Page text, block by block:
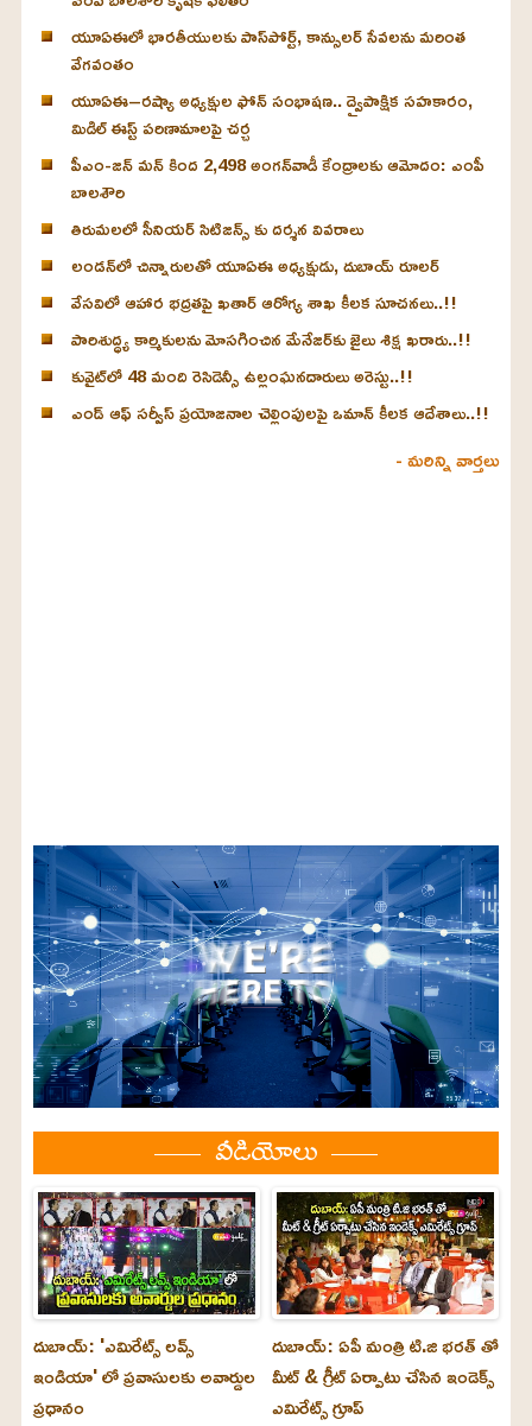
యూఏఈలో భారతీయులకు పాస్‌పోర్ట్, కాన్సులర్ సేవలను మరింత
వేగవంతం
యూఏఈ–రష్యా అధ్యక్షుల ఫోన్ సంభాషణ.. ద్వైపాక్షిక సహకారం,
మిడిల్ ఈస్ట్ పరిణామాలపై చర్చ
పీఎం-జన్ మన్ కింద 2,498 అంగన్‌వాడీ కేంద్రాలకు ఆమోదం: ఎంపీ
బాలశౌరి
తిరుమలలో సీనియర్ సిటిజన్స్ కు దర్శన వివరాలు
లండన్‌లో చిన్నారులతో యూఏఈ అధ్యక్షుడు, దుబాయ్ రూలర్
వేసవిలో ఆహార భద్రతపై ఖతార్ ఆరోగ్య శాఖ కీలక సూచనలు..!!
పారిశుద్ధ్య కార్మికులను మోసగించిన మేనేజర్‌కు జైలు శిక్ష ఖరారు..!!
కువైట్‌లో 48 మంది రెసిడెన్సీ ఉల్లంఘనదారులు అరెస్టు..!!
ఎండ్ ఆఫ్ సర్వీస్ ప్రయోజనాల చెల్లింపులపై ఒమాన్ కీలక ఆదేశాలు..!!
- మరిన్ని వార్తలు
వీడియోలు
దుబాయ్: 'ఎమిరేట్స్ లవ్స్
ఇండియా' లో ప్రవాసులకు అవార్డుల
ప్రధానం
దుబాయ్: ఏపీ మంత్రి టి.జి భరత్ తో
మీట్ & గ్రీట్ ఏర్పాటు చేసిన ఇండెక్స్
ఎమిరేట్స్ గ్రూప్